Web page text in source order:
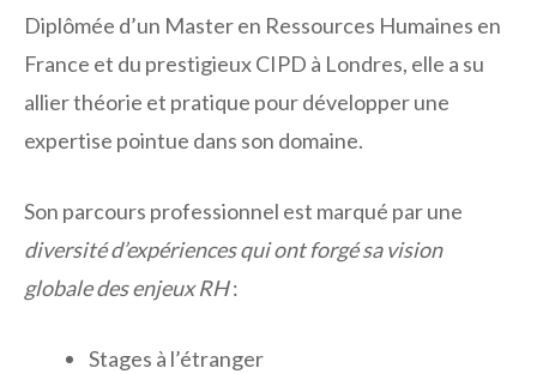
Diplômée d’un Master en Ressources Humaines en
France et du prestigieux CIPD à Londres, elle a su
allier théorie et pratique pour développer une
expertise pointue dans son domaine.
Son parcours professionnel est marqué par une
diversité d’expériences qui ont forgé sa vision
globale des enjeux RH:
Stages à l’étranger